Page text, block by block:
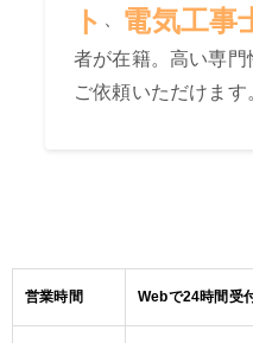
ト
電気工事
者が在籍。高い専門
ご依頼いただけます
営業時間 Webで24時間受